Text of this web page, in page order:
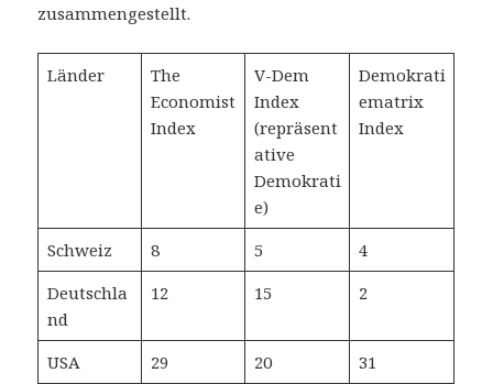
zusammengestellt.
Länder
The
Economist
Index
V-Dem
Index
(repräsent
ative
Demokrati
e)
Demokrati
ematrix
Index
Schweiz 8 5
4
Deutschla
nd
12 15 2
USA 29 20
31